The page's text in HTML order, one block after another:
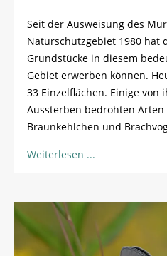
Seit der Ausweisung des
Naturschutzgebiet 1980 hat
Grundstücke in diesem
Gebiet erwerben können.
33 Einzelflächen. Einige von
Aussterben bedrohten Arten
Braunkehlchen und
Weiterlesen